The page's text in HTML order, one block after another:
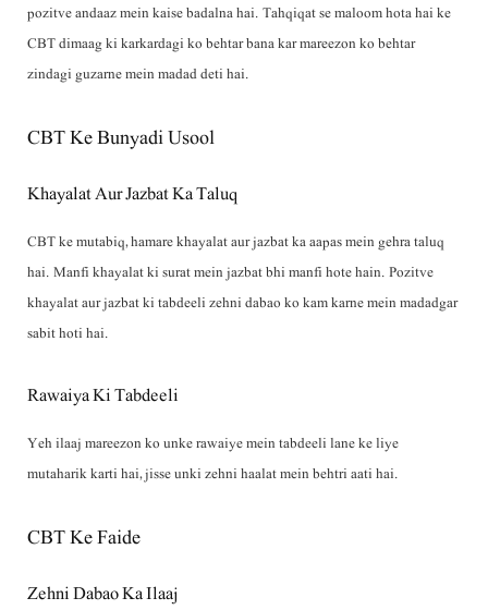
pozitve andaaz mein kaise badalna hai. Tahqiqat se maloom hota hai ke
CBT dimaag ki karkardagi ko behtar bana kar mareezon ko behtar
zindagi guzarne mein madad deti hai.
CBT Ke Bunyadi Usool
Khayalat Aur Jazbat Ka Taluq
CBT ke mutabiq, hamare khayalat aur jazbat ka aapas mein gehra taluq
hai. Manfi khayalat ki surat mein jazbat bhi manfi hote hain. Pozitve
khayalat aur jazbat ki tabdeeli zehni dabao ko kam karne mein madadgar
sabit hoti hai.
Rawaiya Ki Tabdeeli
Yeh ilaaj mareezon ko unke rawaiye mein tabdeeli lane ke liye
mutaharik karti hai, jisse unki zehni haalat mein behtri aati hai.
CBT Ke Faide
Zehni Dabao Ka Ilaaj